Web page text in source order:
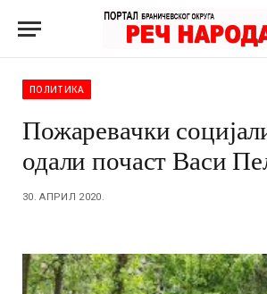
ПОЛИТИКА
Пожаревачки
одали почаст Васи
30. АПРИЛ 2020.